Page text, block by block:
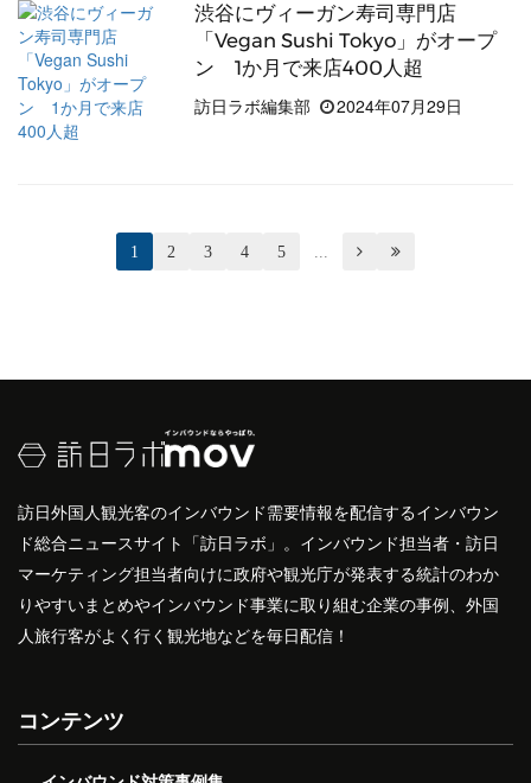
渋谷にヴィーガン寿司専門店
「Vegan Sushi Tokyo」がオープ
ン 1か月で来店400人超
訪日ラボ編集部
2024年07月29日
1 2 3 4 5  
訪日外国人観光客のインバウンド需要情報を配信するインバウン
ド総合ニュースサイト「訪日ラボ」。インバウンド担当者・訪日
マーケティング担当者向けに政府や観光庁が発表する統計のわか
りやすいまとめやインバウンド事業に取り組む企業の事例、外国
人旅行客がよく行く観光地などを毎日配信！
コンテンツ